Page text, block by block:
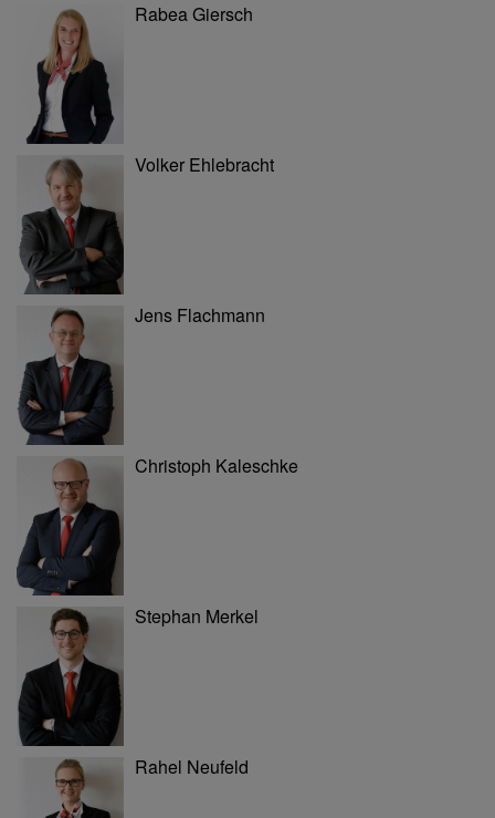
Rabea Giersch
Volker Ehlebracht
Jens Flachmann
Christoph Kaleschke
Stephan Merkel
Rahel Neufeld